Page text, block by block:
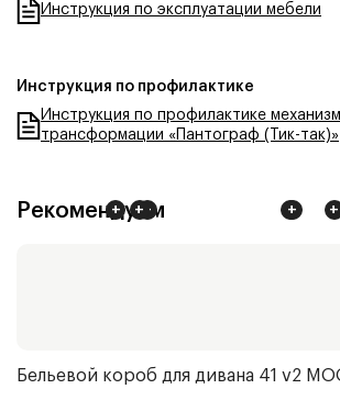
Инструкция по эксплуатации мебели
Инструкция по профилактике
Инструкция по профилактике
трансформации «Пантограф (Тик-так)»
+ +
+ +
+ +
Рекомендуем
Бельевой короб для дивана 41 v2